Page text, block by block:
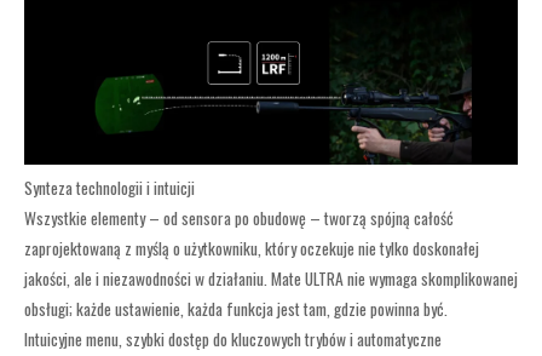
Synteza technologii i intuicji
Wszystkie elementy – od sensora po obudowę – tworzą spójną całość
zaprojektowaną z myślą o użytkowniku, który oczekuje nie tylko doskonałej
jakości, ale i niezawodności w działaniu. Mate ULTRA nie wymaga skomplikowanej
obsługi; każde ustawienie, każda funkcja jest tam, gdzie powinna być.
Intuicyjne menu, szybki dostęp do kluczowych trybów i automatyczne